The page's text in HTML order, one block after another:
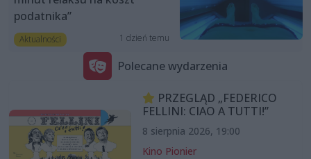
podatnika”
Aktualności 1 dzień temu
Polecane wydarzenia
PRZEGLĄD „FEDERICO
FELLINI: CIAO A TUTTI!”
8 sierpnia 2026, 19:00
Kino Pionier